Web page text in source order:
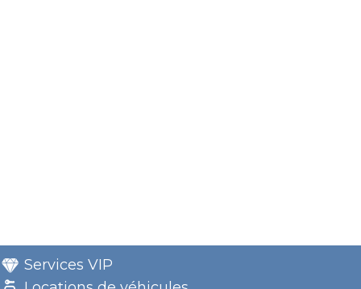
Services VIP